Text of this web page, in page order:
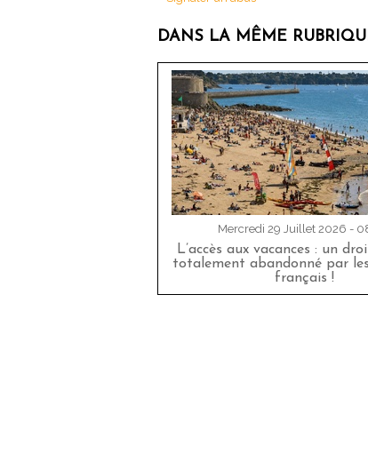
DANS LA MÊME
Mercredi 29 Juillet 2026 -
L’accès aux vacances : un
totalement abandonné par
français !